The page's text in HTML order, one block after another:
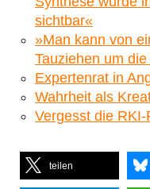
sichtbar«
»Man kann von
Tauziehen um
Expertenrat in
Wahrheit als
Vergesst die RKI-
teilen